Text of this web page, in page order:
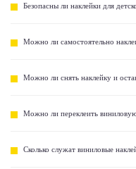
Безопасны ли наклейки для
Можно ли самостоятельно
Можно ли снять наклейку и
Можно ли переклеить
Сколько служат виниловые